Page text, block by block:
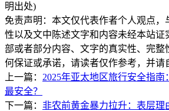
明出处)
免责声明：本文仅代表作者个人观点，
性以及文中陈述文字和内容未经本站证
部或者部分内容、文字的真实性、完整
何保证或承诺，请读者仅作参考，并请
上一篇： 2025年亚太地区旅行安全指南
最安全？
下一篇： 非农前黄金暴力拉升：表层理